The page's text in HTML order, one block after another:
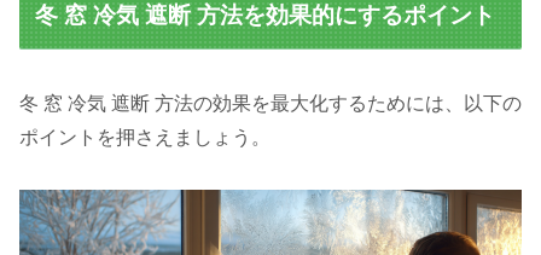
冬 窓 冷気 遮断 方法を効果的にするポイント
冬 窓 冷気 遮断 方法の効果を最大化するためには、以下の
ポイントを押さえましょう。